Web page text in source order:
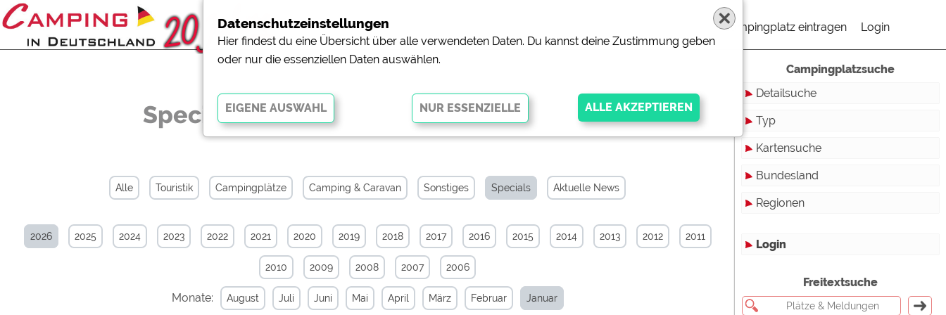
Campingplatz eintragen Login
Specials-News-Archiv von Januar 2026
Alle Touristik Campingplätze Camping & Caravan Sonstiges Specials Aktuelle News
2026 2025 2024 2023 2022 2021 2020 2019 2018 2017 2016 2015 2014 2013 2012 2011
2010 2009 2008 2007 2006
Monate: August Juli Juni Mai April März Februar Januar
Campingplatzsuche
Detailsuche
Typ
Touristikstellplätze
Dauerstellplätze
Reisemobilstellplätze
Bungalows
Kartensuche
Bundesland
Baden-Württemberg
Brandenburg
Regionen
Login
Freitextsuche
Datenschutzeinstellungen
Hier findest du eine Übersicht über alle verwendeten Daten. Du kannst deine Zustimmung geben
oder nur die essenziellen Daten auswählen.
der Website dringend erforderlich. Ohne diese Cookies werden Teile der Website
funktionieren
Externe Medien
YouTube (Videos von Campingplätzen)
https://policies.google.com/privacy
Campingplatzvorschau (Vorschau der Internetseiten von
Campingplätzen)
siehe Datenschutzerklärung des jeweiligen Anbieters
Google Maps (Kartensuche, Anfahrt usw.)
https://policies.google.com/privacy